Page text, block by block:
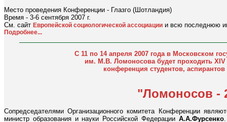
Место проведения Конференции - Глазго (Шотландия)
Время - 3-6 сентября 2007 г.
См. сайт Европейской социологической ассоциации и всю последнюю
Подробнее...
С 11 по 14 апреля 2007 года в Московском
им. М.В. Ломоносова будет проходить
конференция студентов,
"Ломоносов -
Сопредседателями Организационного комитета Конференции
министр образования и науки Российской Федерации А.А.Фурсенко.